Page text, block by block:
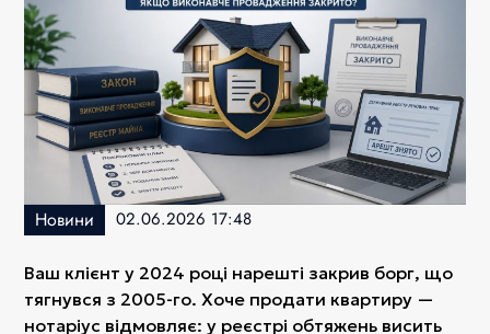
Новини 02.06.2026 17:48
Ваш клієнт у 2024 році нарешті закрив борг, що
тягнувся з 2005-го. Хоче продати квартиру —
нотаріус відмовляє: у реєстрі обтяжень висить